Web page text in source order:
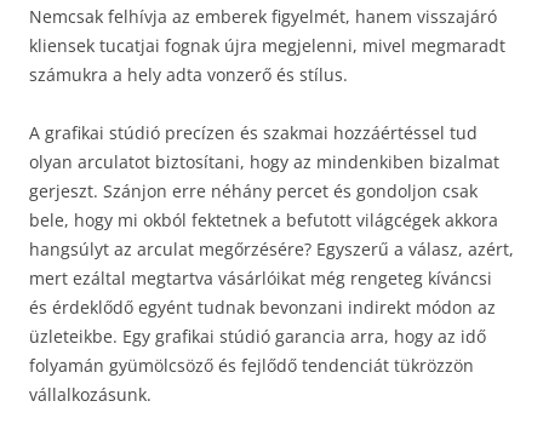
Nemcsak felhívja az emberek figyelmét, hanem visszajáró
kliensek tucatjai fognak újra megjelenni, mivel megmaradt
számukra a hely adta vonzerő és stílus.
A grafikai stúdió precízen és szakmai hozzáértéssel tud
olyan arculatot biztosítani, hogy az mindenkiben bizalmat
gerjeszt. Szánjon erre néhány percet és gondoljon csak
bele, hogy mi okból fektetnek a befutott világcégek akkora
hangsúlyt az arculat megőrzésére? Egyszerű a válasz, azért,
mert ezáltal megtartva vásárlóikat még rengeteg kíváncsi
és érdeklődő egyént tudnak bevonzani indirekt módon az
üzleteikbe. Egy grafikai stúdió garancia arra, hogy az idő
folyamán gyümölcsöző és fejlődő tendenciát tükrözzön
vállalkozásunk.